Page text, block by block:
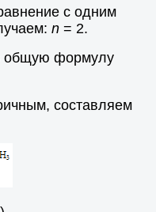
с одним
n = 2.
общую формулу
составляем